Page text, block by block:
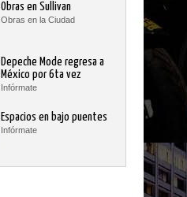
Obras en Sullivan
Obras en la Ciudad
Depeche Mode regresa a
México por 6ta vez
Infórmate
Espacios en bajo puentes
Infórmate